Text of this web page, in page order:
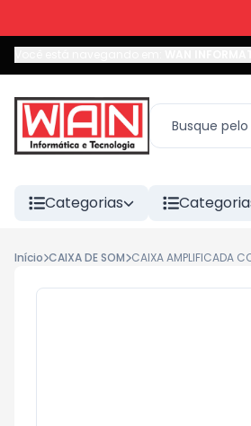
Categorias
Início CAIXA DE SOM CAIXA AMPLIFICADA